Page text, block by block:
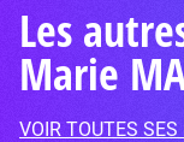
Les
Marie
VOIR TOUTES SES